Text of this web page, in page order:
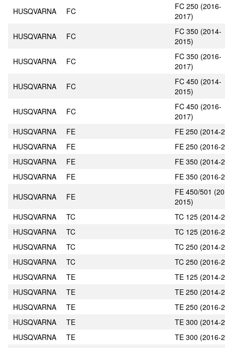
HUSQVARNA
FC
FC 250 (2016-
2017)
HUSQVARNA
FC
FC 350 (2014-
2015)
HUSQVARNA
FC
FC 350 (2016-
2017)
HUSQVARNA
FC
FC 450 (2014-
2015)
HUSQVARNA
FC
FC 450 (2016-
2017)
HUSQVARNA
FE
FE 250 (2014-
HUSQVARNA
FE
FE 250 (2016-
HUSQVARNA
FE
FE 350 (2014-
HUSQVARNA
FE
FE 350 (2016-
HUSQVARNA
FE
FE 450/501
2015)
HUSQVARNA
TC
TC 125 (2014-
HUSQVARNA
TC
TC 125 (2016-
HUSQVARNA
TC
TC 250 (2014-
HUSQVARNA
TC
TC 250 (2016-
HUSQVARNA
TE
TE 125 (2014-
HUSQVARNA
TE
TE 250 (2014-
HUSQVARNA
TE
TE 250 (2016-
HUSQVARNA
TE
TE 300 (2014-
HUSQVARNA
TE
TE 300 (2016-